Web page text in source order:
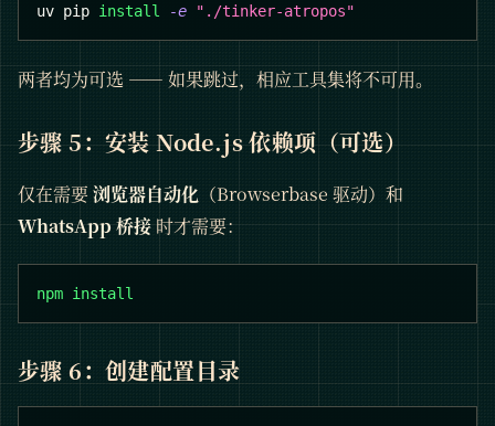
uv pip install -e "./tinker-atropos"
两者均为可选 —— 如果跳过，相应工具集将不可用。
步骤 5：安装 Node.js 依赖项（可选）
仅在需要 浏览器自动化 （Browserbase 驱动）和
WhatsApp 桥接时才需要：
npm install
步骤 6：创建配置目录